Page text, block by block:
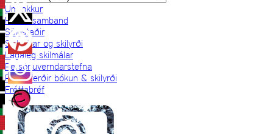
Um okkur
Hafðu samband
Sölustaðir
Skilmálar og skilyrði
Lagaleg skilmálar
Persónuverndarstefna
Prjónaferðir bókun & skilyrði
Fréttabréf